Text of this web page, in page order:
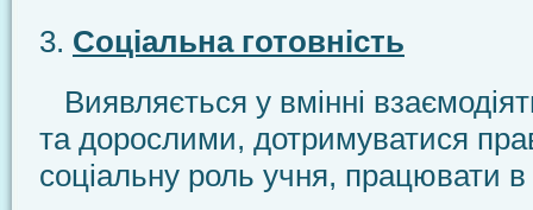
3. Соціальна готовність
Виявляється у вмінні
та дорослими, дотримуватися
соціальну роль учня, працювати в